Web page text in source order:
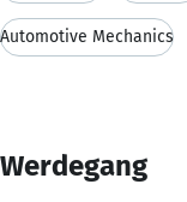
Automotive Mechanics
Werdegang